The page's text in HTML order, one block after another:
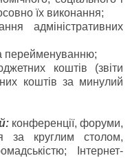
їх виконання;
адміністративних
перейменуванню;
коштів (звіти
коштів за минулий
конференції, форуми,
за круглим столом,
Інтернет-